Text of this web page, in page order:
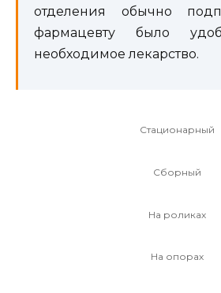
отделения обычно
фармацевту было
необходимое лекарство.
Стационарный
Сборный
На роликах
На опорах